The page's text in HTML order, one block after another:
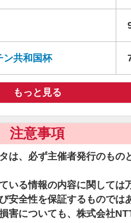
ン共和国杯
もっと見る
注意事項
は、必ず主催者発行のもの
いる情報の内容に関しては
安全性を保証するものでは
害についても、株式会社